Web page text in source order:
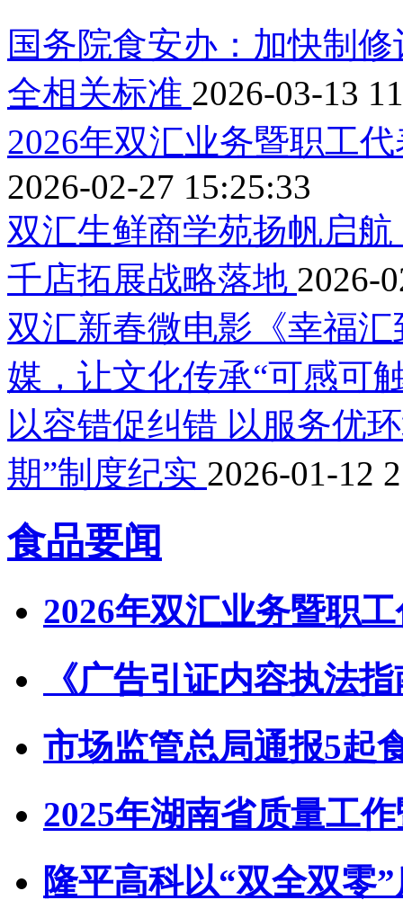
国务院食安办：加快制
全相关标准 2026-03-13
2026年双汇业务暨职工
2026-02-27 15:25:33
双汇生鲜商学苑扬帆启
千店拓展战略落地 2026-
双汇新春微电影《幸福
媒，让文化传承“可感可
以容错促纠错 以服务优
期”制度纪实 2026-01-12
食品要闻
2026年双汇业务暨职
《广告引证内容执法
市场监管总局通报5起
2025年湖南省质量工
隆平高科以“双全双零